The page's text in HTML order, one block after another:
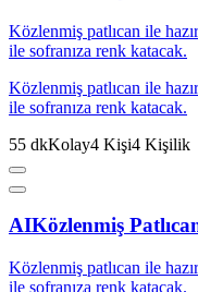
Közlenmiş patlıcan ile
ile sofranıza renk katacak.
Közlenmiş patlıcan ile
ile sofranıza renk katacak.
55 dkKolay4 Kişi4 Kişilik
AIKözlenmiş
Közlenmiş patlıcan ile
ile sofranıza renk katacak.